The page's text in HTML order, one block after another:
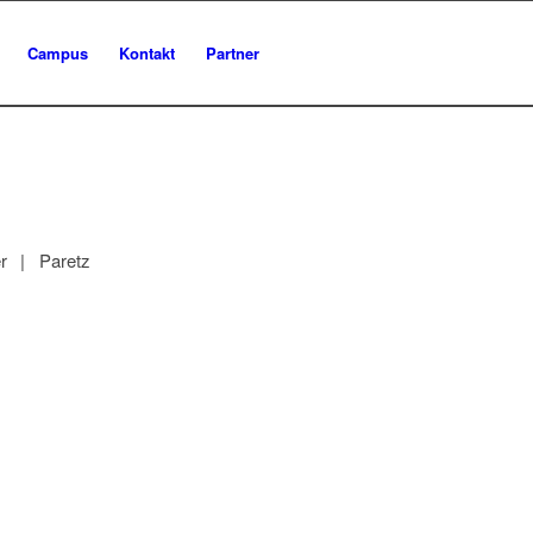
Campus Kontakt Partner
| Paretz